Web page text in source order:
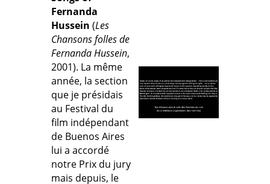
Fernanda
Hussein (Les
Chansons folles de
Fernanda Hussein,
2001). La même
année, la section
que je présidais
au Festival du
film indépendant
de Buenos Aires
lui a accordé
notre Prix du jury
mais depuis, le